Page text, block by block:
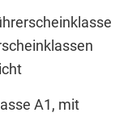
A1, mit